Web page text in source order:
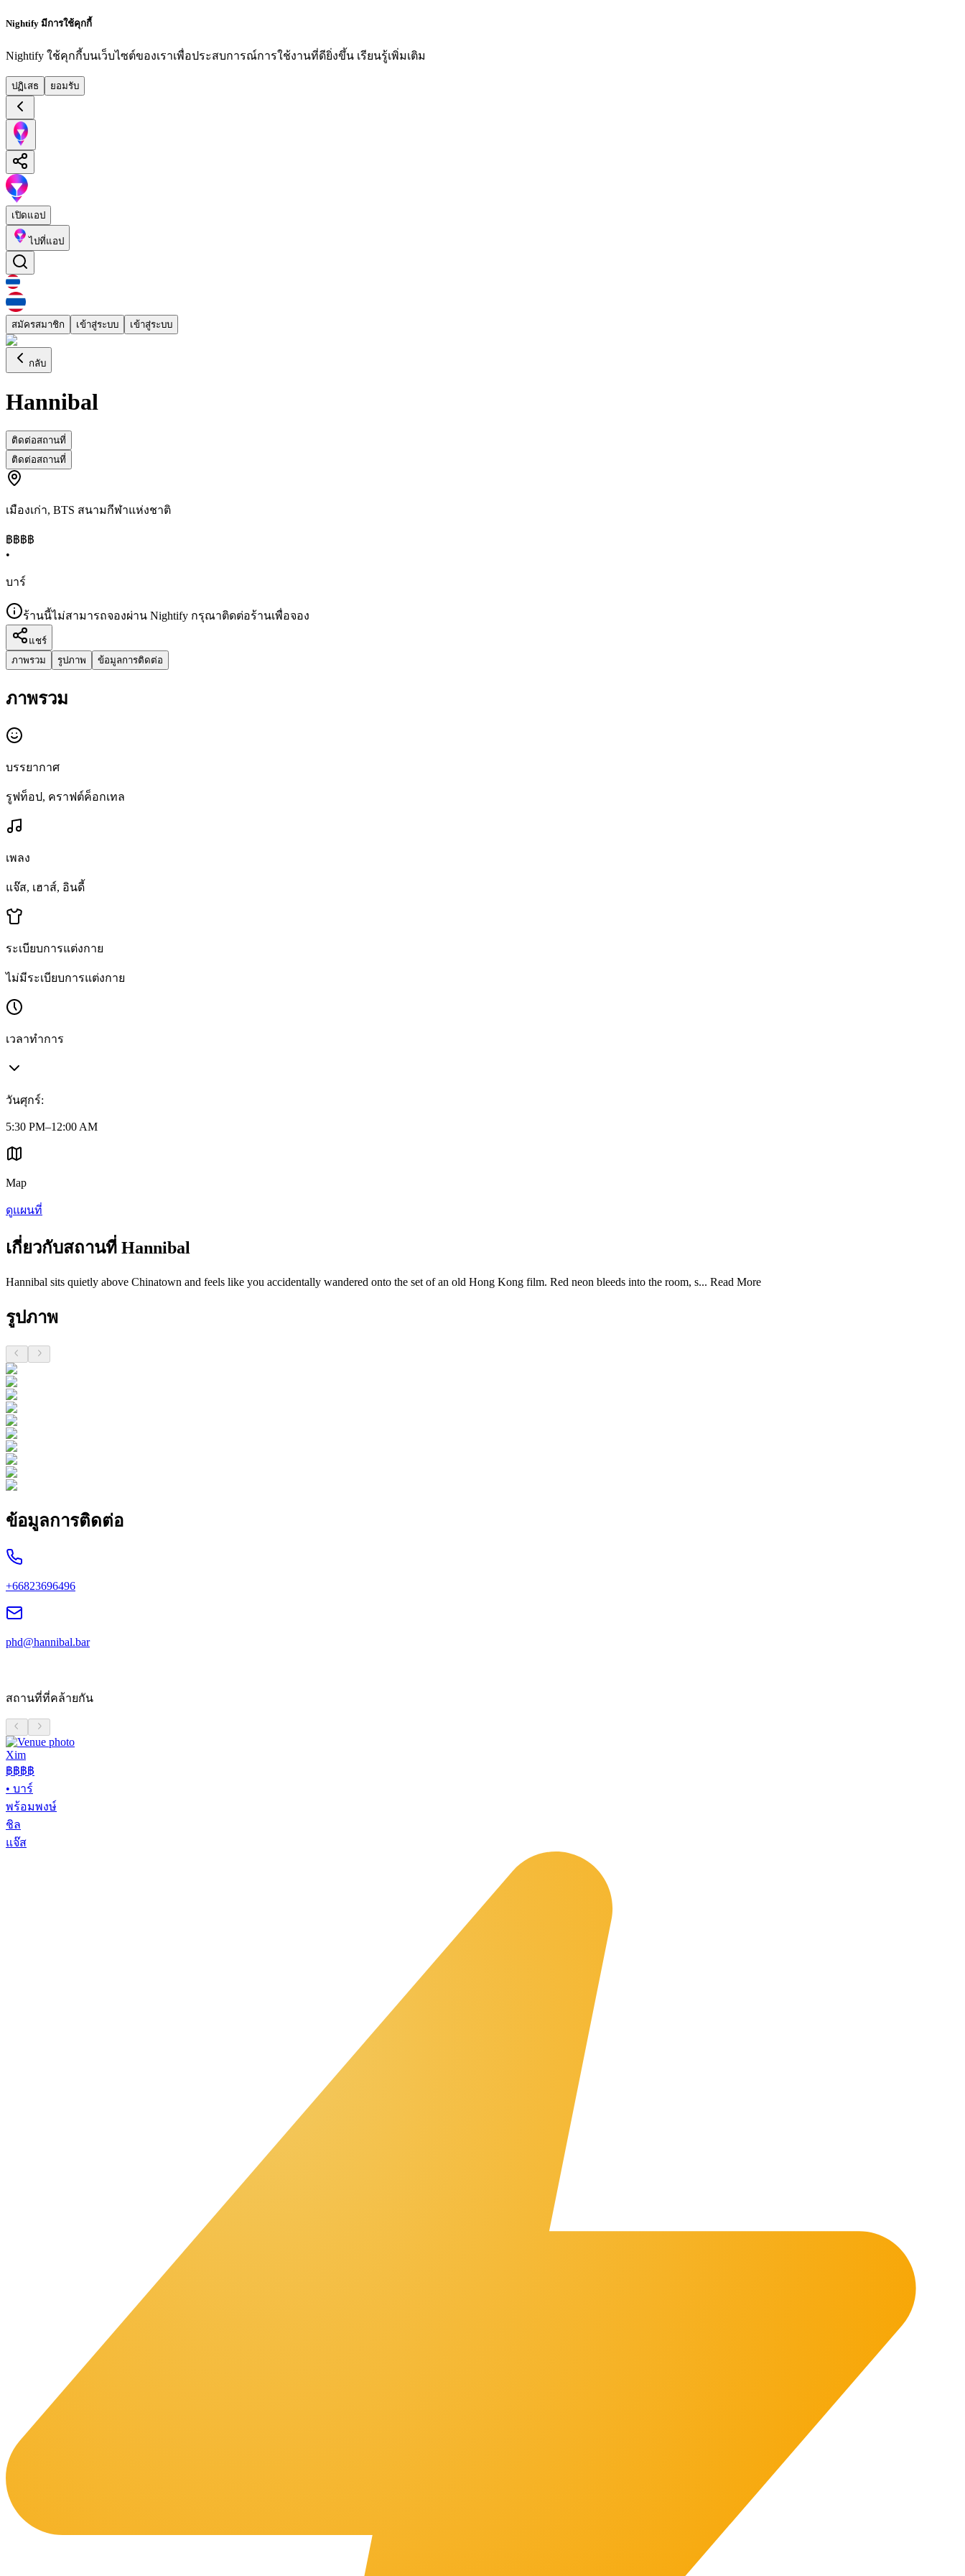
Nightify มีการใช้คุกกี้
Nightify ใช้คุกกี้บนเว็บไซต์ของเราเพื่อประสบการณ์การใช้งานที่ดียิ่งขึ้น เรียนรู้เพิ่มเติม
ปฏิเสธ ยอมรับ
เปิดแอป
ไปที่แอป
สมัครสมาชิก เข้าสู่ระบบ เข้าสู่ระบบ
กลับ
Hannibal
ติดต่อสถานที่
ติดต่อสถานที่
เมืองเก่า, BTS สนามกีฬาแห่งชาติ
฿฿฿฿
•
บาร์
ร้านนี้ไม่สามารถจองผ่าน Nightify กรุณาติดต่อร้านเพื่อจอง
แชร์
ภาพรวม
รูปภาพ ข้อมูลการติดต่อ
ภาพรวม
บรรยากาศ
รูฟท็อป, คราฟต์ค็อกเทล
เพลง
แจ๊ส, เฮาส์, อินดี้
ระเบียบการแต่งกาย
ไม่มีระเบียบการแต่งกาย
เวลาทำการ
วันศุกร์:
5:30 PM–12:00 AM
Map
ดูแผนที่
เกี่ยวกับสถานที่ Hannibal
Hannibal sits quietly above Chinatown and feels like you accidentally wandered onto the set of an old Hong Kong film. Red neon bleeds into the room, s... Read More
รูปภาพ
ข้อมูลการติดต่อ
+66823696496
phd@hannibal.bar
สถานที่ที่คล้ายกัน
Xim
฿฿฿฿
• บาร์
พร้อมพงษ์
ชิล
แจ๊ส